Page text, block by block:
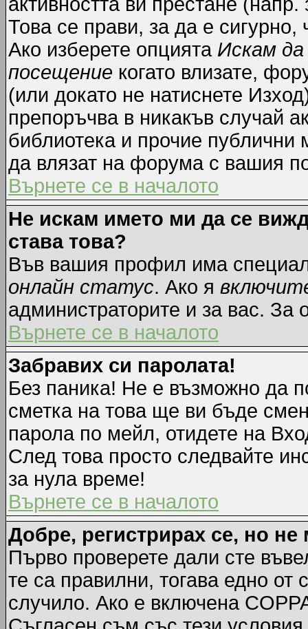
Това се прави, за да е
Ако изберете опцията Искам
посещение когато влизате,
(или докато не натиснете
препоръчва в никакъв случай
библиотека и прочие публични
да влязат на форума с вашия
Върнете се в началото
Не искам името ми да се
става това?
Във вашия профил има
онлайн статус. Ако я
администраторите и за вас. За
Върнете се в началото
Забравих си паролата!
Без паника! Не е възможно да
сметка на това ще ви бъде
парола по мейл, отидете на
След това просто следвайте
за нула време!
Върнете се в началото
Добре, регистрирах се, но не
Първо проверете дали сте
те са правилни, тогава едно
случило. Ако е включена